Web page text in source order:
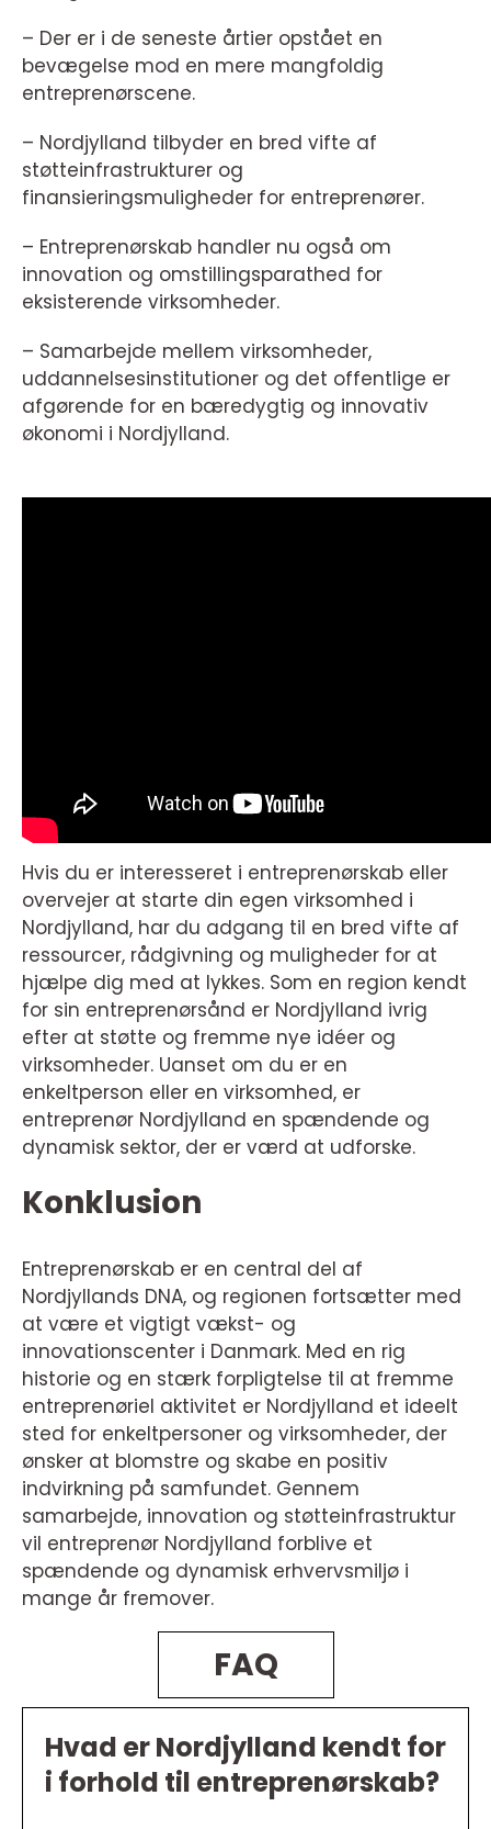
– Der er i de seneste årtier opstået en
bevægelse mod en mere mangfoldig
entreprenørscene.
– Nordjylland tilbyder en bred vifte af
støtteinfrastrukturer og
finansieringsmuligheder for entreprenører.
– Entreprenørskab handler nu også om
innovation og omstillingsparathed for
eksisterende virksomheder.
– Samarbejde mellem virksomheder,
uddannelsesinstitutioner og det offentlige er
afgørende for en bæredygtig og innovativ
økonomi i Nordjylland.
Hvis du er interesseret i entreprenørskab eller
overvejer at starte din egen virksomhed i
Nordjylland, har du adgang til en bred vifte af
ressourcer, rådgivning og muligheder for at
hjælpe dig med at lykkes. Som en region kendt
for sin entreprenørsånd er Nordjylland ivrig
efter at støtte og fremme nye idéer og
virksomheder. Uanset om du er en
enkeltperson eller en virksomhed, er
entreprenør Nordjylland en spændende og
dynamisk sektor, der er værd at udforske.
Konklusion
Entreprenørskab er en central del af
Nordjyllands DNA, og regionen fortsætter med
at være et vigtigt vækst- og
innovationscenter i Danmark. Med en rig
historie og en stærk forpligtelse til at fremme
entreprenøriel aktivitet er Nordjylland et ideelt
sted for enkeltpersoner og virksomheder, der
ønsker at blomstre og skabe en positiv
indvirkning på samfundet. Gennem
samarbejde, innovation og støtteinfrastruktur
vil entreprenør Nordjylland forblive et
spændende og dynamisk erhvervsmiljø i
mange år fremover.
FAQ
Hvad er Nordjylland kendt for
i forhold til entreprenørskab?